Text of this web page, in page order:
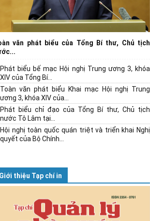
văn phát biểu của Tổng Bí thư, Chủ tịch
Phát biểu bế mạc Hội nghị Trung ương 3, khóa
XIV của Tổng Bí...
Toàn văn phát biểu Khai mạc Hội nghị Trung
ương 3, khóa XIV của...
Phát biểu chỉ đạo của Tổng Bí thư, Chủ tịch
nước Tô Lâm tại...
Hội nghị toàn quốc quán triệt và triển khai Nghị
quyết của Bộ Chính...
Giới thiệu Tạp chí in